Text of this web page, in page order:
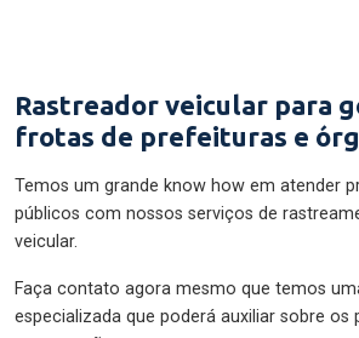
Rastreador veicular para
frotas de prefeituras e
Temos um grande know how em atender
públicos com nossos serviços de
veicular.
Faça contato agora mesmo que temos
especializada que poderá auxiliar sobre os